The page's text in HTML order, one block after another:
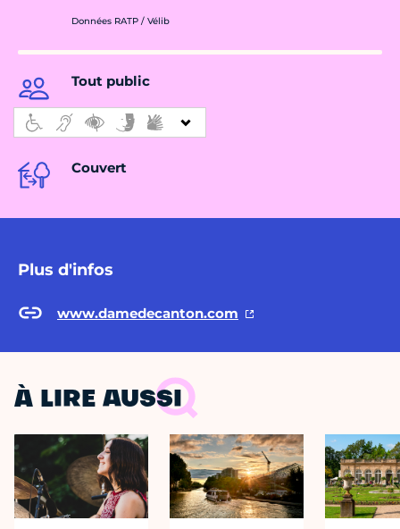
Données RATP / Vélib
Tout public
Couvert
Plus d'infos
www.damedecanton.com
À LIRE AUSSI